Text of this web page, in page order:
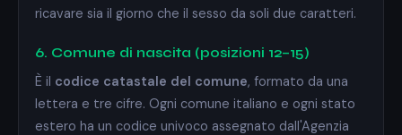
ricavare sia il giorno che il sesso da soli due caratteri.
6. Comune di nascita (posizioni 12–15)
È il codice catastale del comune, formato da una
lettera e tre cifre. Ogni comune italiano e ogni stato
estero ha un codice univoco assegnato dall'Agenzia